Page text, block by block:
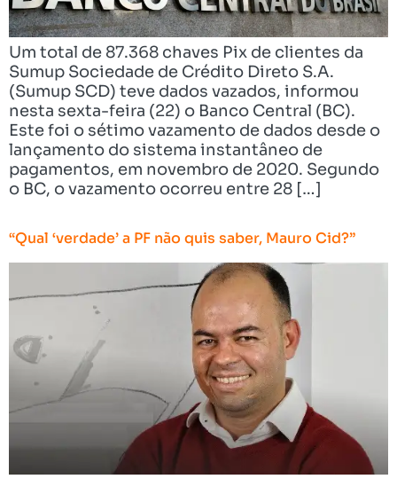
Um total de 87.368 chaves Pix de clientes da
Sumup Sociedade de Crédito Direto S.A.
(Sumup SCD) teve dados vazados, informou
nesta sexta-feira (22) o Banco Central (BC).
Este foi o sétimo vazamento de dados desde o
lançamento do sistema instantâneo de
pagamentos, em novembro de 2020. Segundo
o BC, o vazamento ocorreu entre 28 […]
“Qual ‘verdade’ a PF não quis saber, Mauro Cid?”